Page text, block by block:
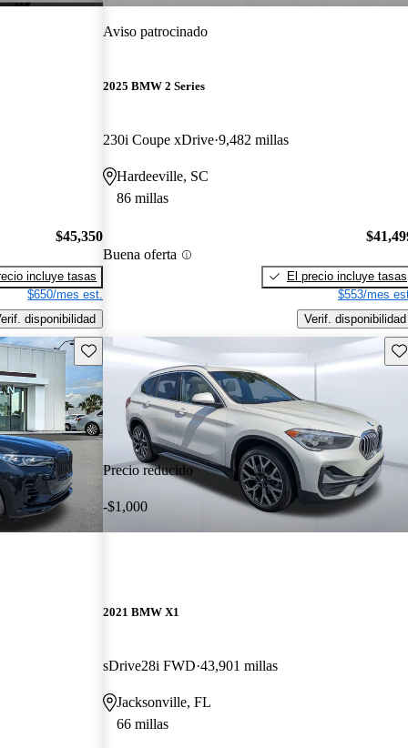
$45,350
incluye tasas
$650/mes est.
disponibilidad
Aviso patrocinado
2025 BMW 2 Series
230i Coupe xDrive 9,482 millas
Hardeeville, SC
86 millas
Buena oferta
El precio incluye tasas
$553/mes
Verif. disponibilidad
Guarda este Aviso
Precio reducido
-$1,000
2021 BMW X1
sDrive28i FWD 43,901 millas
Jacksonville, FL
66 millas